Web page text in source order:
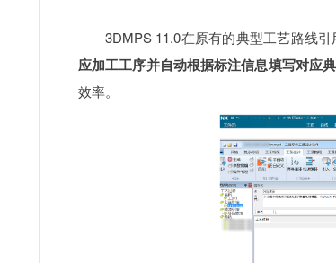
3DMPS 11.0在原有的典型工艺路线引
应加工工序并自动根据标注信息填写对应
效率。